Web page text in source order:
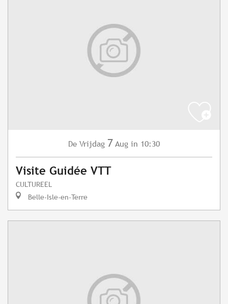
De Vrijdag 7 Aug in 10:30
Visite Guidée VTT
CULTUREEL
Belle-Isle-en-Terre